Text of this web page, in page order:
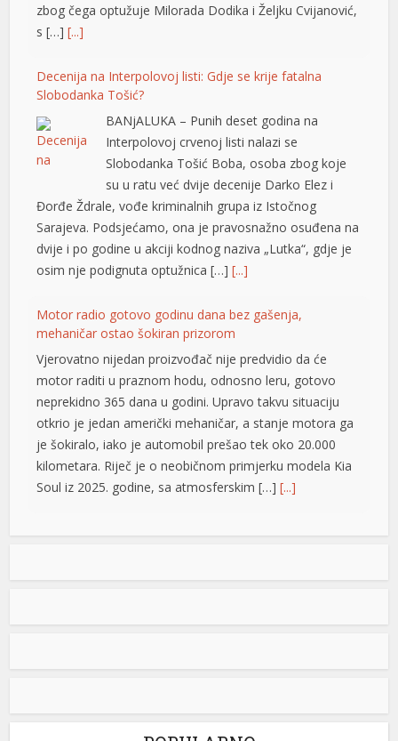
zbog čega optužuje Milorada Dodika i Željku Cvijanović,
s […][...]
Decenija na Interpolovoj listi: Gdje se krije fatalna
Slobodanka Tošić?
BANjALUKA – Punih deset godina na
Interpolovoj crvenoj listi nalazi se
Slobodanka Tošić Boba, osoba zbog koje
su u ratu već dvije decenije Darko Elez i
Đorđe Ždrale, vođe kriminalnih grupa iz Istočnog
Sarajeva. Podsjećamo, ona je pravosnažno osuđena na
dvije i po godine u akciji kodnog naziva „Lutka“, gdje je
osim nje podignuta optužnica […][...]
Motor radio gotovo godinu dana bez gašenja,
mehaničar ostao šokiran prizorom
Vjerovatno nijedan proizvođač nije predvidio da će
motor raditi u praznom hodu, odnosno leru, gotovo
neprekidno 365 dana u godini. Upravo takvu situaciju
otkrio je jedan američki mehaničar, a stanje motora ga
je šokiralo, iako je automobil prešao tek oko 20.000
kilometara. Riječ je o neobičnom primjerku modela Kia
Soul iz 2025. godine, sa atmosferskim […][...]
Rad objavljen u Harvardovom pravnom časopisu: Visoki
Visoki predstavnik u BiH nije nikad bio ovlašten da